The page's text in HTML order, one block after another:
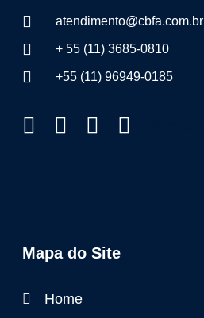
atendimento@cbfa.com.br
+ 55 (11) 3685-0810
+55 (11) 96949-0185
Mapa do Site
Home